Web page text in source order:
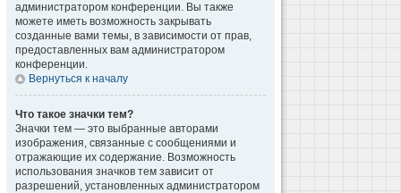
администратором конференции. Вы также
можете иметь возможность закрывать
созданные вами темы, в зависимости от прав,
предоставленных вам администратором
конференции.
Вернуться к началу
Что такое значки тем?
Значки тем — это выбранные авторами
изображения, связанные с сообщениями и
отражающие их содержание. Возможность
использования значков тем зависит от
разрешений, установленных администратором